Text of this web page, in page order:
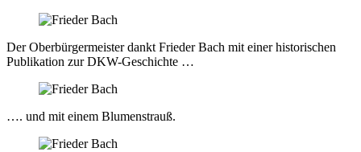
Der Oberbürgermeister dankt Frieder Bach mit einer historischen
Publikation zur DKW-Geschichte …
…. und mit einem Blumenstrauß.